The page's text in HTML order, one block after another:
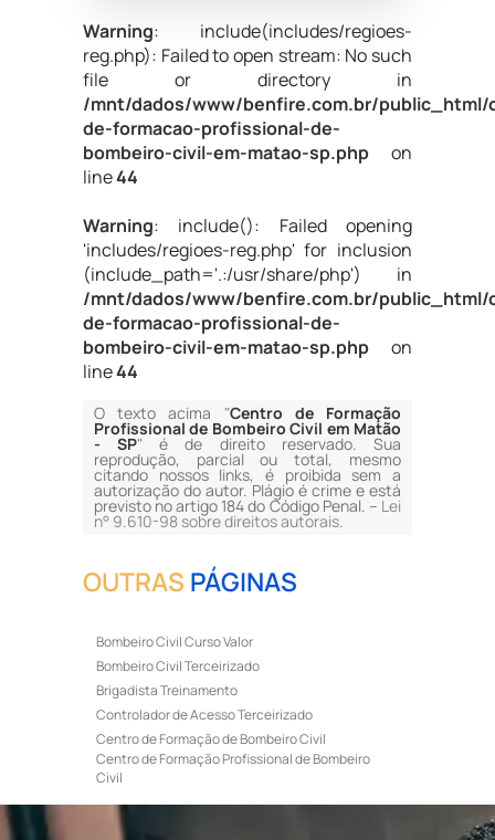
Warning: include(includes/regioes-
reg.php): Failed to open stream: No such
file or directory in
/mnt/dados/www/benfire.com.br/public_html/
de-formacao-profissional-de-
bombeiro-civil-em-matao-sp.phpon
line44
Warning: include(): Failed opening
'includes/regioes-reg.php' for inclusion
(include_path='.:/usr/share/php') in
/mnt/dados/www/benfire.com.br/public_html/
de-formacao-profissional-de-
bombeiro-civil-em-matao-sp.phpon
line44
O texto acima "Centro de Formação
Profissional de Bombeiro Civil em Matão
- SP" é de direito reservado. Sua
reprodução, parcial ou total, mesmo
citando nossos links, é proibida sem a
autorização do autor. Plágio é crime e está
previsto no artigo 184 do Código Penal. – Lei
n° 9.610-98 sobre direitos autorais.
OUTRAS PÁGINAS
Bombeiro Civil Curso Valor
Bombeiro Civil Terceirizado
Brigadista Treinamento
Controlador de Acesso Terceirizado
Centro de Formação de Bombeiro Civil
Centro de Formação Profissional de Bombeiro
Civil
Curso de Bombeiro Civil
Curso de Bombeiro Civil Preço